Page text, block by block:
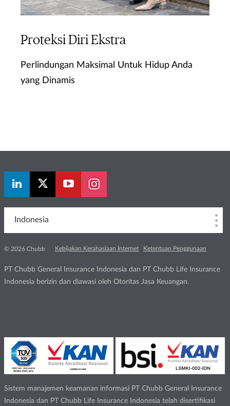
Proteksi Diri Ekstra
Perlindungan Maksimal Untuk Hidup Anda
yang Dinamis
Indonesia
© 2026 Chubb Kebijakan Kerahasiaan Internet Ketentuan Penggunaan
PT Chubb General Insurance Indonesia dan PT Chubb Life Insurance
Indonesia berizin dan diawasi oleh Otoritas Jasa Keuangan.
Sistem manajemen keamanan informasi PT Chubb General Insurance
Indonesia dan PT Chubb Life Insurance Indonesia telah disertifikasi